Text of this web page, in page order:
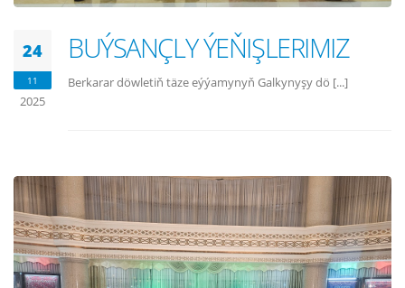
24
11
2025
BUÝSANÇLY ÝEŇIŞLERIMIZ
Berkarar döwletiň täze eýýamynyň Galkynyşy dö [...]